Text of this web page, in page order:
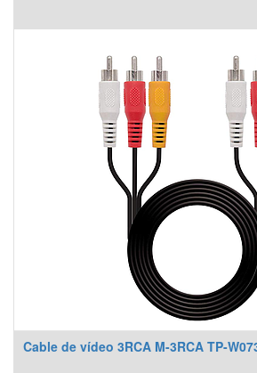
Cable de vídeo 3RCA M-3RCA TP-